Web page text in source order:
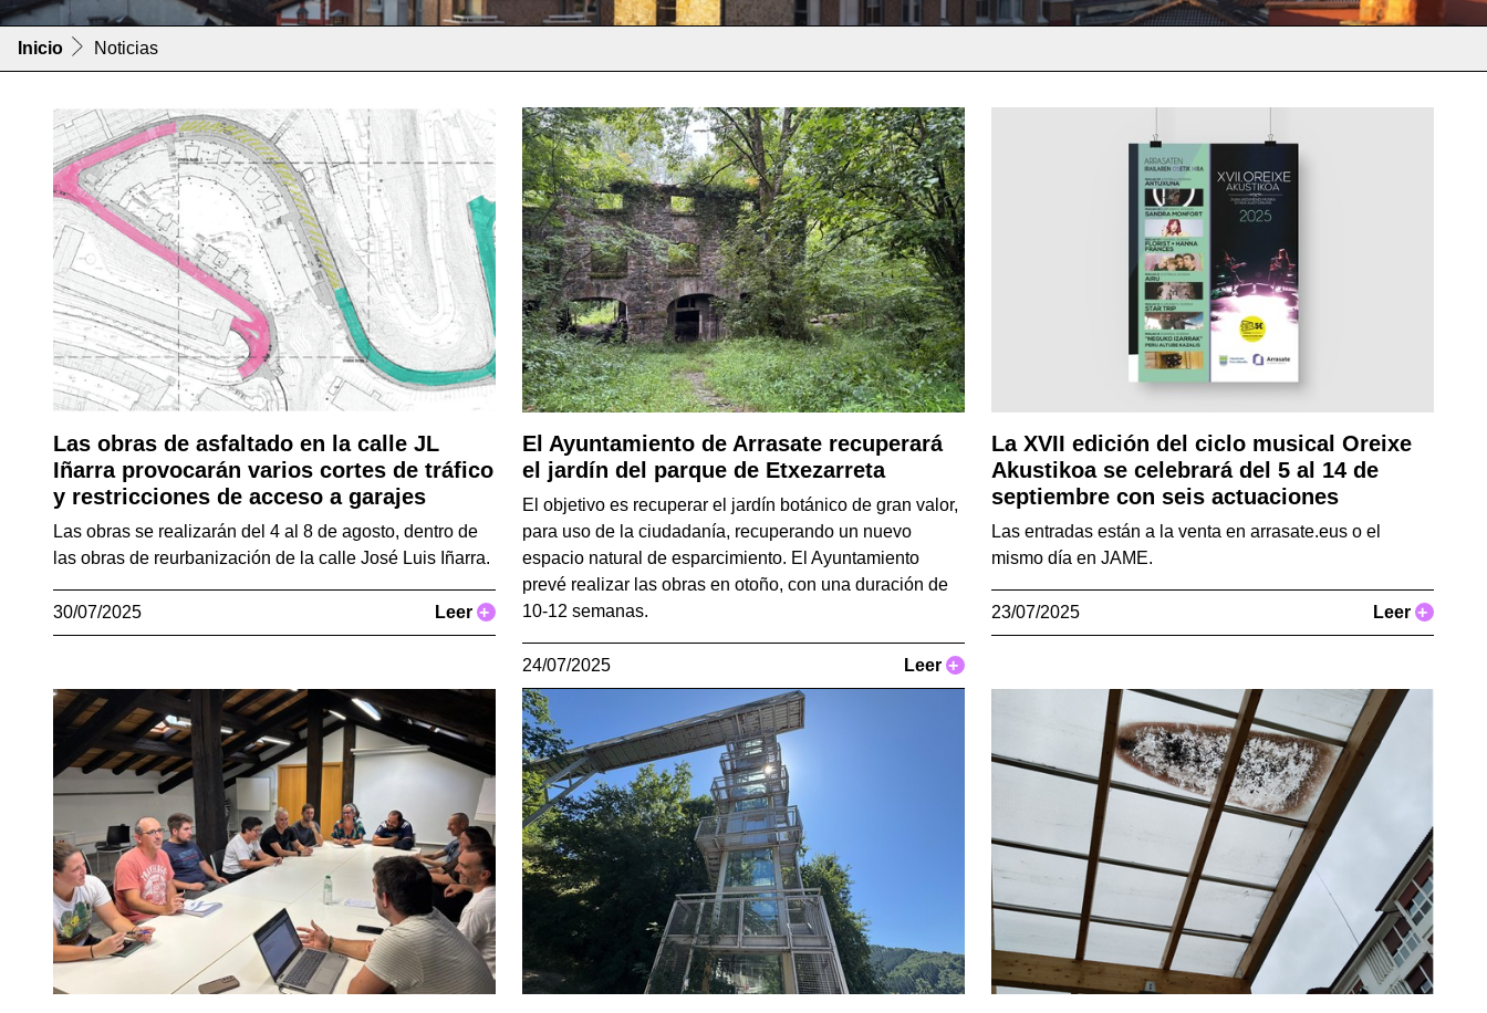
Inicio Noticias
Las obras de asfaltado en la calle JL
Iñarra provocarán varios cortes de tráfico
y restricciones de acceso a garajes
Las obras se realizarán del 4 al 8 de agosto, dentro de
las obras de reurbanización de la calle José Luis Iñarra.
30/07/2025 Leer +
El Ayuntamiento de Arrasate recuperará
el jardín del parque de Etxezarreta
El objetivo es recuperar el jardín botánico de gran valor,
para uso de la ciudadanía, recuperando un nuevo
espacio natural de esparcimiento. El Ayuntamiento
prevé realizar las obras en otoño, con una duración de
10-12 semanas.
24/07/2025 Leer +
La XVII edición del ciclo musical Oreixe
Akustikoa se celebrará del 5 al 14 de
septiembre con seis actuaciones
Las entradas están a la venta en arrasate.eus o el
mismo día en JAME.
23/07/2025 Leer +